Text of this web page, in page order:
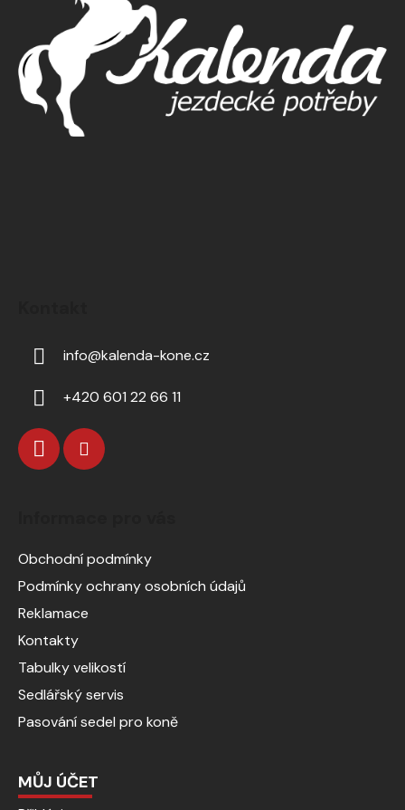
info@kalenda-kone.cz
+420 601 22 66 11
Obchodní podmínky
Podmínky ochrany osobních údajů
Reklamace
Kontakty
Tabulky velikostí
Sedlářský servis
Pasování sedel pro koně
MŮJ ÚČET